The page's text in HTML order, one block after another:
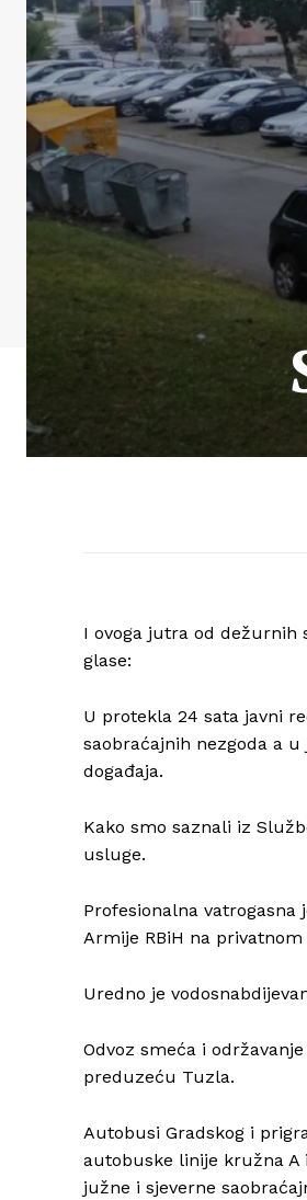
I ovoga jutra od dežurnih
glase:
U protekla 24 sata javni
saobraćajnih nezgoda a
događaja.
Kako smo saznali iz
usluge.
Profesionalna
Armije RBiH na
Uredno je
Odvoz smeća i
preduzeću Tuzla.
Autobusi Gradskog i
autobuske linije kružna A
južne i sjeverne